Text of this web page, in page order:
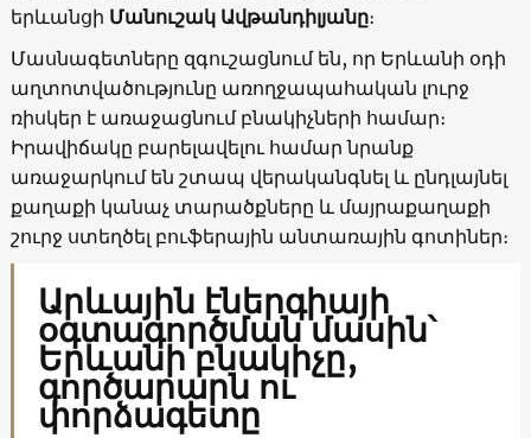
երևանցի Մանուշակ Ավթանդիլյանը։
Մասնագետները զգուշացնում են, որ Երևանի օդի
աղտոտվածությունը առողջապահական լուրջ
ռիսկեր է առաջացնում բնակիչների համար։
Իրավիճակը բարելավելու համար նրանք
առաջարկում են շտապ վերականգնել և ընդլայնել
քաղաքի կանաչ տարածքները և մայրաքաղաքի
շուրջ ստեղծել բուֆերային անտառային գոտիներ։
Արևային էներգիայի
օգտագործման մասին՝
Երևանի բնակիչը,
գործարարն ու
փորձագետը